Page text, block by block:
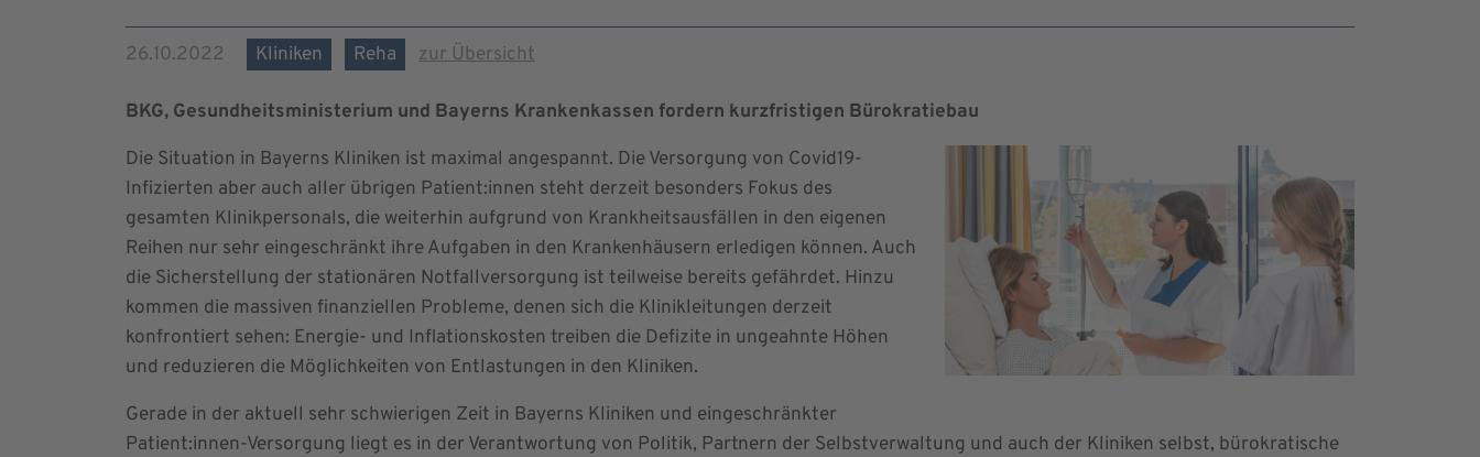
26.10.2022 Kliniken Reha zur Übersicht
BKG, Gesundheitsministerium und Bayerns Krankenkassen fordern kurzfristigen Bürokratiebau
Die Situation in Bayerns Kliniken ist maximal angespannt. Die Versorgung von Covid19-
Infizierten aber auch aller übrigen Patient:innen steht derzeit besonders Fokus des
gesamten Klinikpersonals, die weiterhin aufgrund von Krankheitsausfällen in den eigenen
Reihen nur sehr eingeschränkt ihre Aufgaben in den Krankenhäusern erledigen können. Auch
die Sicherstellung der stationären Notfallversorgung ist teilweise bereits gefährdet. Hinzu
kommen die massiven finanziellen Probleme, denen sich die Klinikleitungen derzeit
konfrontiert sehen: Energie- und Inflationskosten treiben die Defizite in ungeahnte Höhen
und reduzieren die Möglichkeiten von Entlastungen in den Kliniken.
Gerade in der aktuell sehr schwierigen Zeit in Bayerns Kliniken und eingeschränkter
Patient:innen-Versorgung liegt es in der Verantwortung von Politik, Partnern der Selbstverwaltung und auch der Kliniken selbst, bürokratische